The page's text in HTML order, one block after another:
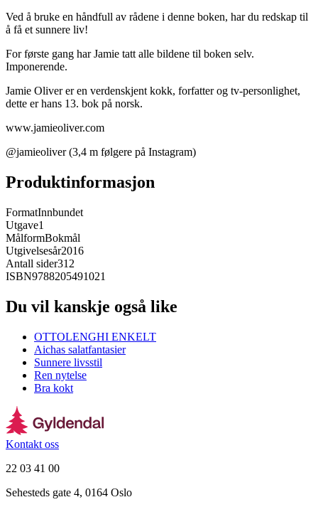
Ved å bruke en håndfull av rådene i denne boken, har du redskap til
å få et sunnere liv!
For første gang har Jamie tatt alle bildene til boken selv.
Imponerende.
Jamie Oliver er en verdenskjent kokk, forfatter og tv-personlighet,
dette er hans 13. bok på norsk.
www.jamieoliver.com
@jamieoliver (3,4 m følgere på Instagram)
Produktinformasjon
FormatInnbundet
Utgave1
MålformBokmål
Utgivelsesår2016
Antall sider312
ISBN9788205491021
Du vil kanskje også like
OTTOLENGHI ENKELT
Aichas salatfantasier
Sunnere livsstil
Ren nytelse
Bra kokt
Kontakt oss
22 03 41 00
Sehesteds gate 4, 0164 Oslo